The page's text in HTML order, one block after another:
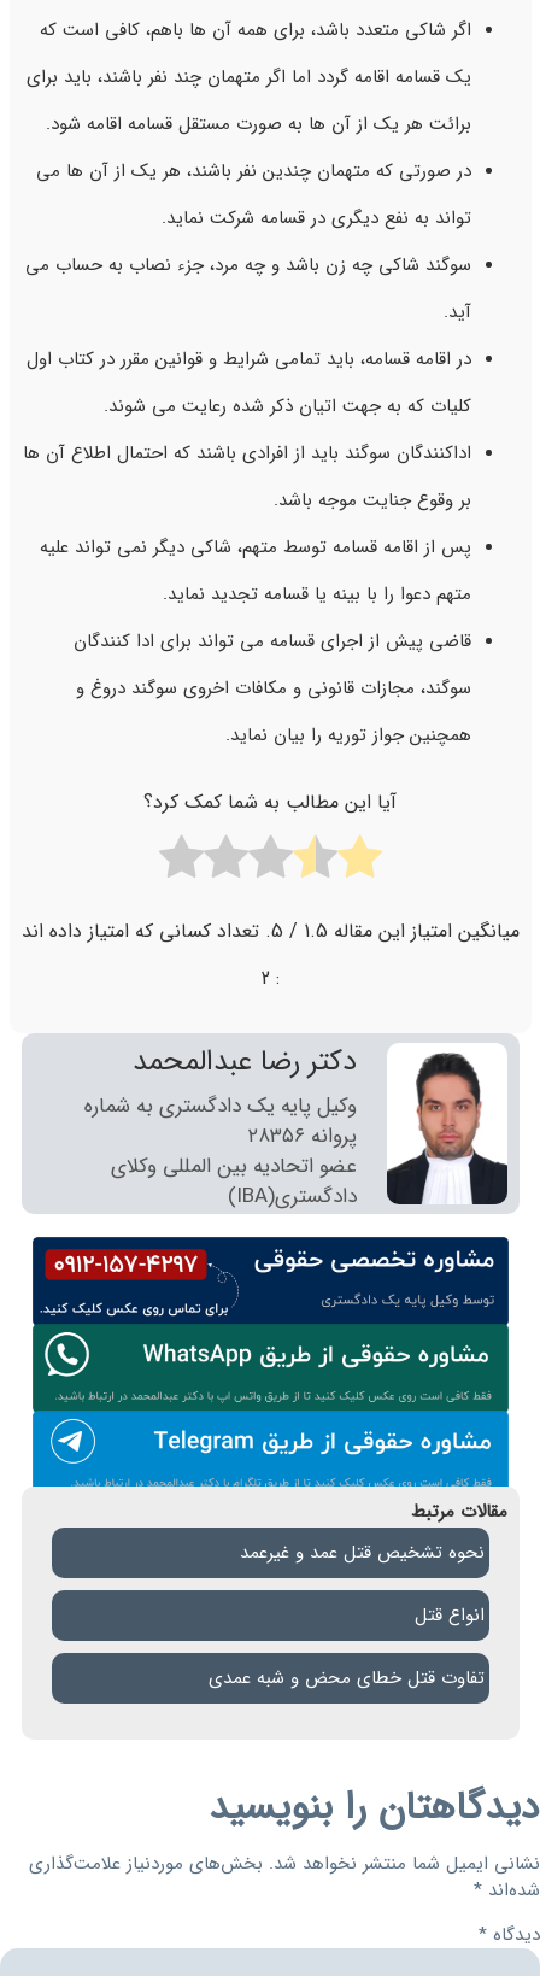
اگر شاکی متعدد باشد، برای همه آن ها باهم، کافی است که
یک قسامه اقامه گردد اما اگر متهمان چند نفر باشند، باید برای
برائت هر یک از آن ها به صورت مستقل قسامه اقامه شود.
در صورتی که متهمان چندین نفر باشند، هر یک از آن ها می
تواند به نفع دیگری در قسامه شرکت نماید.
سوگند شاکی چه زن باشد و چه مرد، جزء نصاب به حساب می
آید.
در اقامه قسامه، باید تمامی شرایط و قوانین مقرر در کتاب اول
کلیات که به جهت اتیان ذکر شده رعایت می شوند.
اداکنندگان سوگند باید از افرادی باشند که احتمال اطلاع آن ها
بر وقوع جنایت موجه باشد.
پس از اقامه قسامه توسط متهم، شاکی دیگر نمی تواند علیه
متهم دعوا را با بینه یا قسامه تجدید نماید.
قاضی پیش از اجرای قسامه می تواند برای ادا کنندگان
سوگند، مجازات قانونی و مکافات اخروی سوگند دروغ و
همچنین جواز توریه را بیان نماید.
آیا این مطالب به شما کمک کرد؟
میانگین امتیاز این مقاله 1.5
/ 5. تعداد کسانی که امتیاز داده اند
:
2
دکتر رضا عبدالمحمد
وکیل پایه یک دادگستری به شماره
پروانه ٢٨٣٥٦
عضو اتحادیه بین المللی وکلای
دادگستری(IBA)
مقالات مرتبط
نحوه تشخیص قتل عمد و غیرعمد
انواع قتل
تفاوت قتل خطای محض و شبه عمدی
دیدگاهتان را بنویسید
نشانی ایمیل شما منتشر نخواهد شد. بخش‌های موردنیاز علامت‌گذاری
شده‌اند *
دیدگاه *